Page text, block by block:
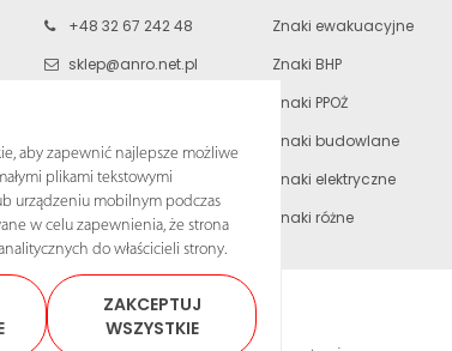
+48 32 67 242 48
sklep@anro.net.pl
Znaki ewakuacyjne
Znaki BHP
Znaki PPOŻ
Znaki budowlane
Znaki elektryczne
Znaki różne
aby zapewnić najlepsze możliwe
plikami tekstowymi
urządzeniu mobilnym podczas
w celu zapewnienia, że strona
do właścicieli strony.
ZAKCEPTUJ
WSZYSTKIE